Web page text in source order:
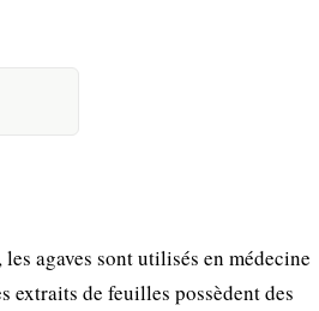
agaves sont utilisés en médecine
extraits de feuilles possèdent des